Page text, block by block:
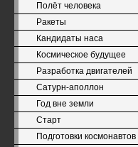
Полёт человека
Ракеты
Кандидаты наса
Космическое будущее
Разработка двигателей
Сатурн-аполлон
Год вне земли
Старт
Подготовки космонавтов